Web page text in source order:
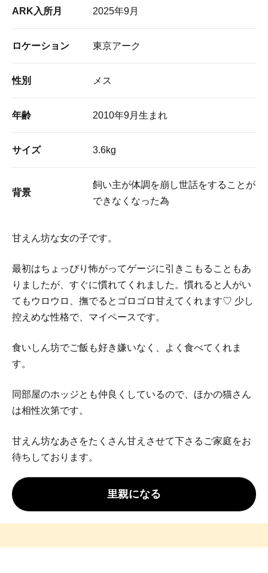
ARK入所月 2025年9月
ロケーション 東京アーク
性別 メス
年齢 2010年9月生まれ
サイズ 3.6kg
背景
飼い主が体調を崩し世話をすることが
できなくなった為
甘えん坊な女の子です。
最初はちょっぴり怖がってゲージに引きこもることもあ
りましたが、すぐに慣れてくれました。慣れると人がい
てもウロウロ、撫でるとゴロゴロ甘えてくれます♡ 少し
控えめな性格で、マイペースです。
食いしん坊でご飯も好き嫌いなく、よく食べてくれま
す。
同部屋のホッジとも仲良くしているので、ほかの猫さん
は相性次第です。
甘えん坊なあさをたくさん甘えさせて下さるご家庭をお
待ちしております。
里親になる